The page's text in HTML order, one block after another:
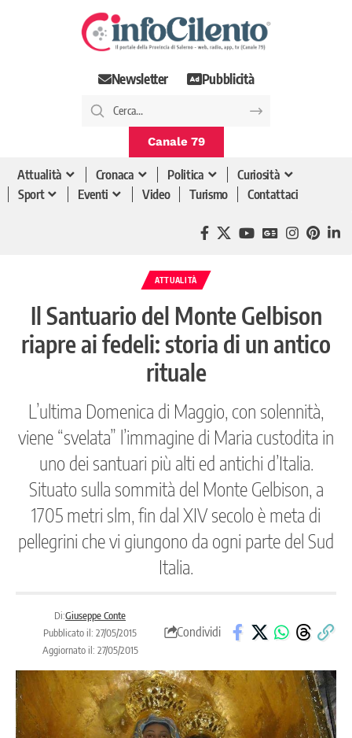
Newsletter Pubblicità
Canale 79
Attualità Cronaca Politica
Curiosità
Sport
Eventi Video Turismo Contattaci
ATTUALITÀ
Il Santuario del Monte Gelbison
riapre ai fedeli: storia di un antico
rituale
L’ultima Domenica di Maggio, con solennità,
viene “svelata” l’immagine di Maria custodita in
uno dei santuari più alti ed antichi d’Italia.
Situato sulla sommità del Monte Gelbison, a
1705 metri slm, fin dal XIV secolo è meta di
pellegrini che vi giungono da ogni parte del Sud
Italia.
Di:Giuseppe Conte
Pubblicato il: 27/05/2015
Aggiornato il: 27/05/2015
Condividi